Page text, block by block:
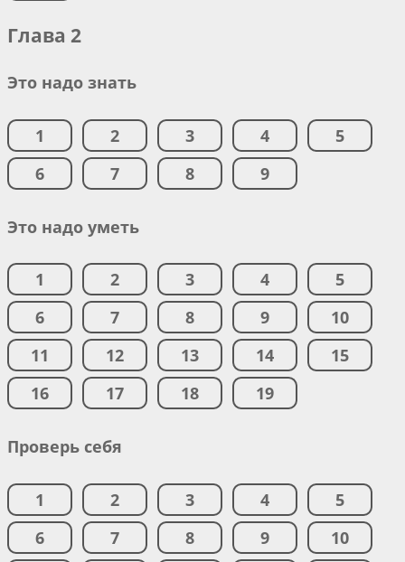
Глава 2
Это надо знать
1 2 3 4
5
6
7 8 9
Это надо уметь
1 2 3 4
5
6
7 8 9
10
11
12 13 14
15
16
17 18 19
Проверь себя
1 2 3 4
5
6
7 8 9 10